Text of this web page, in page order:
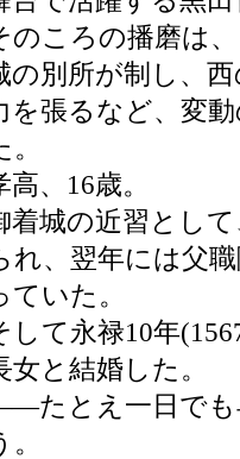
ころの播磨は
の別所が制し、
を張るなど、変
、16歳。
城の近習として
れ、翌年には父
ていた。
て永禄10年
女と結婚した。
とえ一日でも